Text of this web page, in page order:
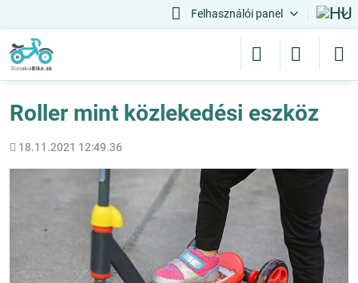
Felhasználói panel
Roller mint közlekedési eszköz
Hozááadott
18.11.2021 12:49.36